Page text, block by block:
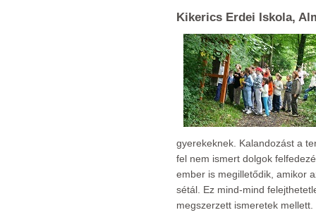
Kikerics Erdei Iskola,
gyerekeknek. Kalandozást a
fel nem ismert dolgok
ember is megilletődik, amikor
sétál. Ez mind-mind
megszerzett ismeretek mellett.